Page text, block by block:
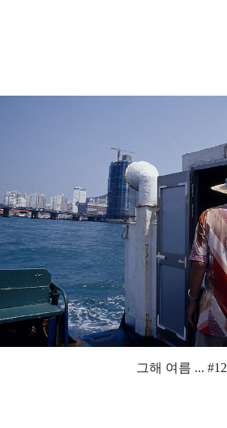
그해 여름 ... #12